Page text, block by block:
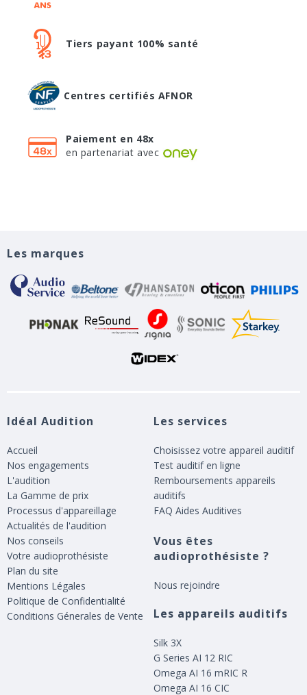
Tiers payant 100% santé
Centres certifiés AFNOR
Paiement en 48x
en partenariat avec
Les marques
Idéal Audition
Accueil
Nos engagements
L'audition
La Gamme de prix
Processus d'appareillage
Actualités de l'audition
Nos conseils
Votre audioprothésiste
Plan du site
Mentions Légales
Politique de Confidentialité
Conditions Génerales de Vente
Les services
Choisissez votre appareil auditif
Test auditif en ligne
Remboursements appareils
auditifs
FAQ Aides Auditives
Vous êtes
audioprothésiste ?
Nous rejoindre
Les appareils auditifs
Silk 3X
G Series AI 12 RIC
Omega AI 16 mRIC R
Omega AI 16 CIC